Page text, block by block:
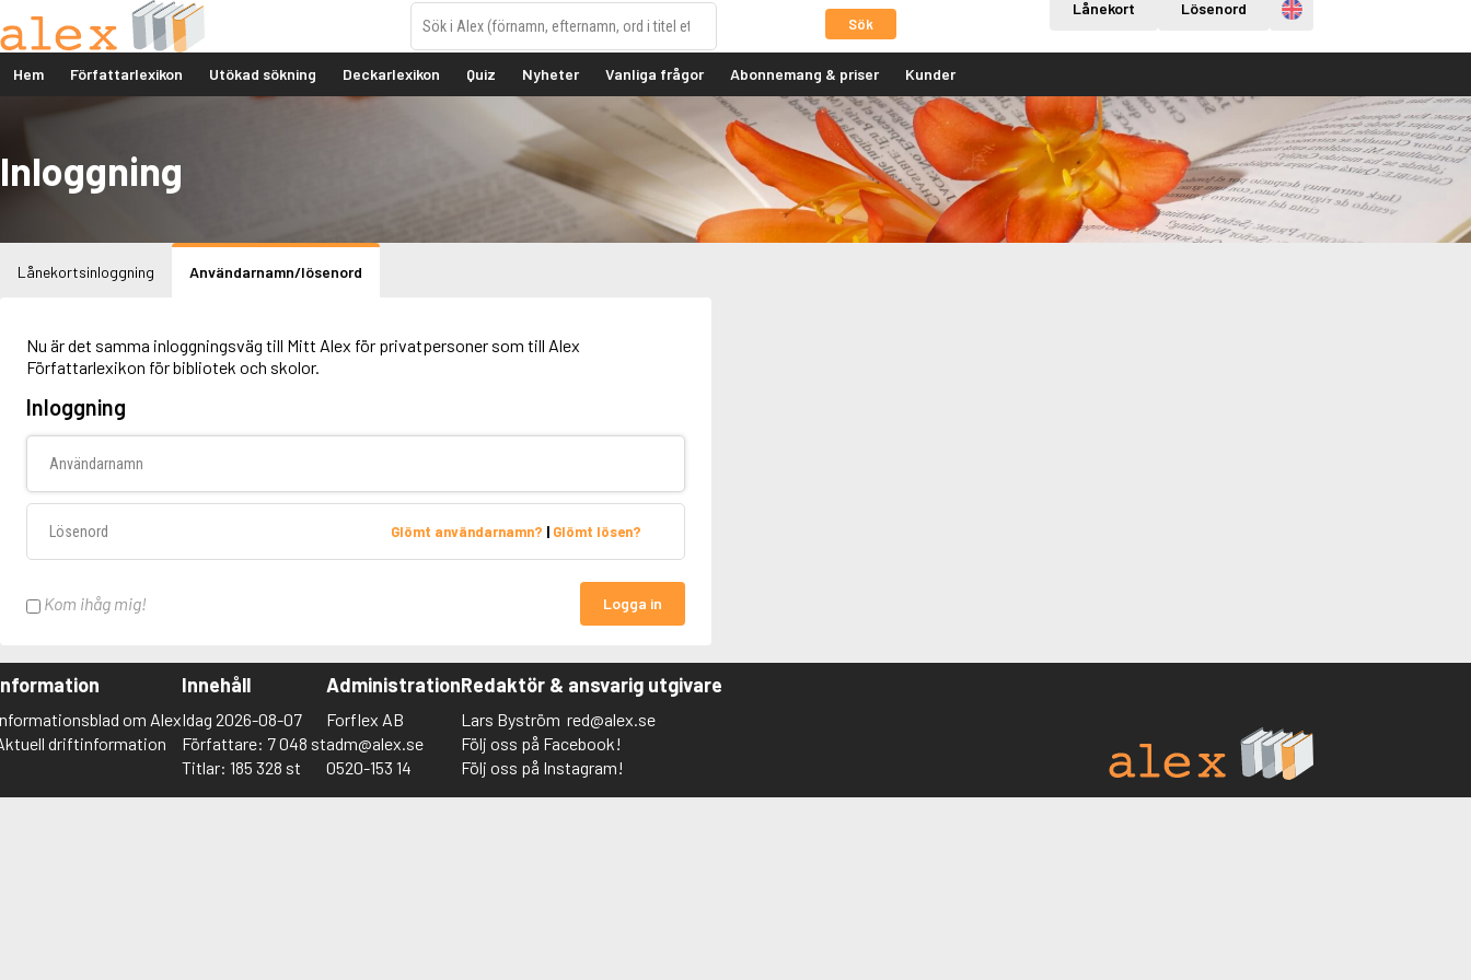
Sök
Lånekort Lösenord Engelska
Hem Författarlexikon Utökad sökning Deckarlexikon Quiz Nyheter Vanliga frågor Abonnemang & priser Kunder
Inloggning
Lånekortsinloggning Användarnamn/lösenord
Nu är det samma inloggningsväg till Mitt Alex för privatpersoner som till Alex
Författarlexikon för bibliotek och skolor.
Inloggning
Glömt användarnamn? | Glömt lösen?
Kom ihåg mig! Logga in
om Alex
driftinformation
Innehåll
Idag 2026-08-07
Författare: 7 048 st
Titlar: 185 328 st
Administration
Forflex AB
adm@alex.se
0520-153 14
Redaktör & ansvarig utgivare
Lars Byström red@alex.se
Följ oss på Facebook!
Följ oss på Instagram!